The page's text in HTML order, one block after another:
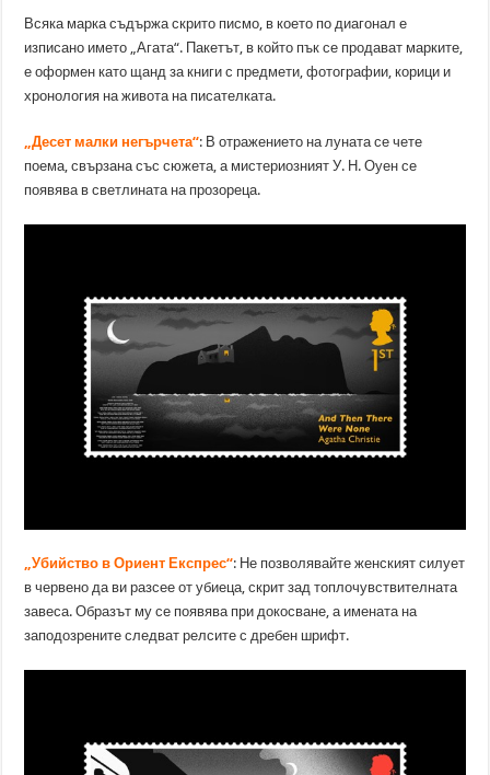
Всяка марка съдържа скрито писмо, в което по диагонал е
изписано името „Агата“. Пакетът, в който пък се продават марките,
е оформен като щанд за книги с предмети, фотографии, корици и
хронология на живота на писателката.
„Десет малки негърчета“: В отражението на луната се чете
поема, свързана със сюжета, а мистериозният У. Н. Оуен се
появява в светлината на прозореца.
„Убийство в Ориент Експрес“: Не позволявайте женският силует
в червено да ви разсее от убиеца, скрит зад топлочувствителната
завеса. Образът му се появява при докосване, а имената на
заподозрените следват релсите с дребен шрифт.